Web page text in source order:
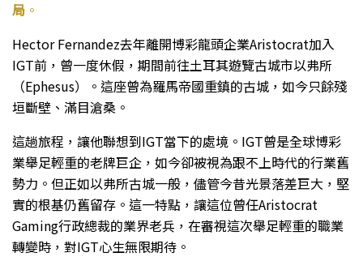
局 。
Hector Fernandez去年離開博彩龍頭企業Aristocrat加入
IGT前，曾一度休假，期間前往土耳其遊覽古城市以弗所
（Ephesus）。這座曾為羅馬帝國重鎮的古城，如今只餘殘
垣斷壁、滿目滄桑。
這趟旅程，讓他聯想到IGT當下的處境。IGT曾是全球博彩
業舉足輕重的老牌巨企，如今卻被視為跟不上時代的行業舊
勢力。但正如以弗所古城一般，儘管今昔光景落差巨大，堅
實的根基仍舊留存。這一特點，讓這位曾任Aristocrat
Gaming行政總裁的業界老兵，在審視這次舉足輕重的職業
轉變時，對IGT心生無限期待。